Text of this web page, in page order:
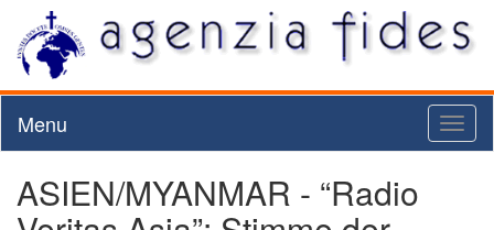
Menu
ASIEN/MYANMAR - “Radio